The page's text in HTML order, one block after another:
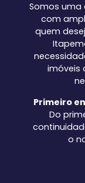
Somos uma
com
quem
imóveis
Primeiro
Do
o